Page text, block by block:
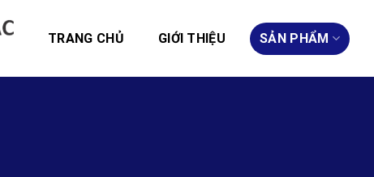
TRANG CHỦ GIỚI THIỆU SẢN PHẨM